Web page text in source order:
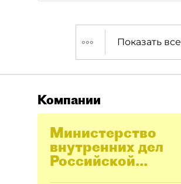
Показать все
Компании
Министерство
внутренних дел
Российской